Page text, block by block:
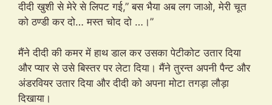
दीदी खुशी से मेरे से लिपट गई,” बस भैया अब लग जाओ, मेरी चूत
को ठण्डी कर दो… मस्त चोद दो …।”
मैंने दीदी की कमर में हाथ डाल कर उसका पेटीकोट उतार दिया
और प्यार से उसे बिस्तर पर लेटा दिया। मैंने तुरन्त अपनी पैन्ट और
अंडरवियर उतार दिया और दीदी को अपना मोटा तगड़ा लौड़ा
दिखाया।